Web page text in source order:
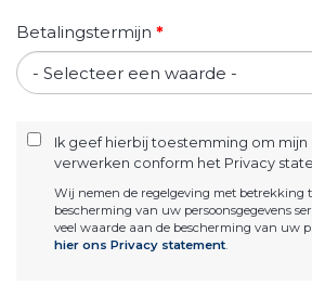
Betalingstermijn *
Ik geef hierbij toestemming om
verwerken conform het Privacy
Wij nemen de regelgeving met betrekking
bescherming van uw persoonsgegevens
veel waarde aan de bescherming van uw
hier ons Privacy statement.